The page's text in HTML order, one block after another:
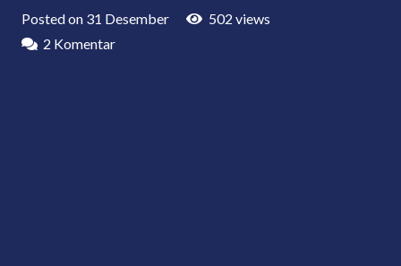
Posted on 31 Desember 502 views
2 Komentar